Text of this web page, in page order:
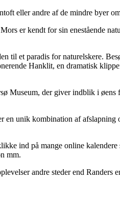
eller andre af de mindre byer
er kendt for sin enestående
et paradis for naturelskere.
Hanklit, en dramatisk
Museum, der giver indblik i
unik kombination af
ind på mange online kalendere
mm.
andre steder end